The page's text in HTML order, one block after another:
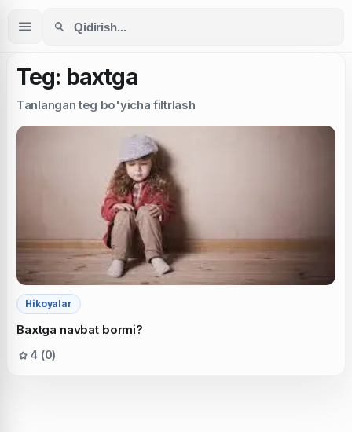
Teg: baxtga
Tanlangan teg bo'yicha filtrlash
Hikoyalar
Baxtga navbat bormi?
4 (0)